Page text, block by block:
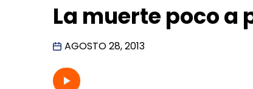
La muerte poco a
AGOSTO 28, 2013